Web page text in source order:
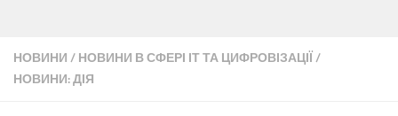
НОВИНИ / НОВИНИ В СФЕРІ ІТ ТА ЦИФРОВІЗАЦІЇ /
НОВИНИ: ДІЯ